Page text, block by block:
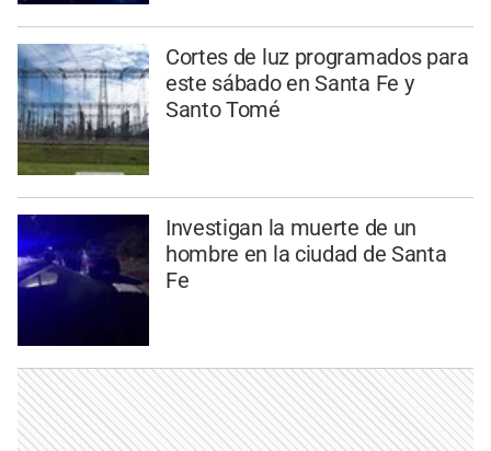
Cortes de luz programados para
este sábado en Santa Fe y
Santo Tomé
Investigan la muerte de un
hombre en la ciudad de Santa
Fe